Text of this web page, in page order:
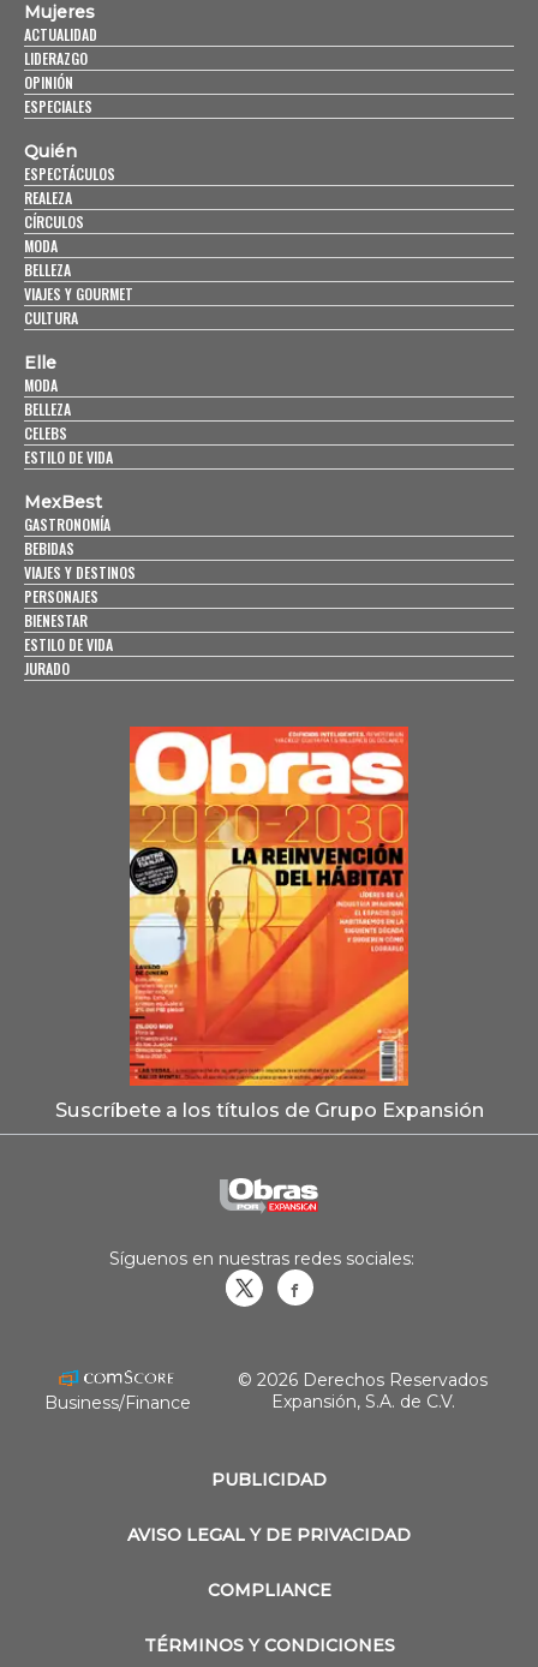
Mujeres
ACTUALIDAD
LIDERAZGO
OPINIÓN
ESPECIALES
Quién
ESPECTÁCULOS
REALEZA
CÍRCULOS
MODA
BELLEZA
VIAJES Y GOURMET
CULTURA
Elle
MODA
BELLEZA
CELEBS
ESTILO DE VIDA
MexBest
GASTRONOMÍA
BEBIDAS
VIAJES Y DESTINOS
PERSONAJES
BIENESTAR
ESTILO DE VIDA
JURADO
Suscríbete a los títulos de Grupo Expansión
PUBLICIDAD
AVISO LEGAL Y DE PRIVACIDAD
COMPLIANCE
TÉRMINOS Y CONDICIONES
Síguenos en nuestras redes sociales:
Business/Finance
© 2026 Derechos Reservados
Expansión, S.A. de C.V.